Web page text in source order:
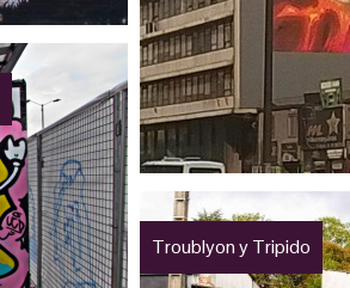
Troublyon y Tripido